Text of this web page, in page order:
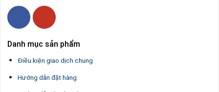
Danh mục sản phẩm
Điều kiện giao dịch chung
Hướng dẫn đặt hàng